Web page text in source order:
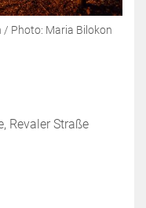
Photo: Maria Bilokon
Revaler Straße